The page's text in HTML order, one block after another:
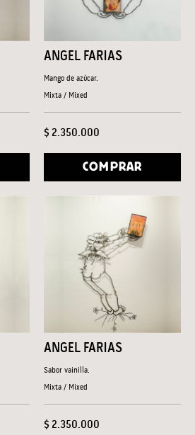
ANGEL FARIAS
Mango de azúcar.
Mixta / Mixed
$ 2.350.000
COMPRAR
ANGEL FARIAS
Sabor vainilla.
Mixta / Mixed
$ 2.350.000